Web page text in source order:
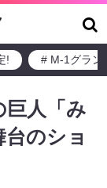
! # M-1グラン
人「み
のショ